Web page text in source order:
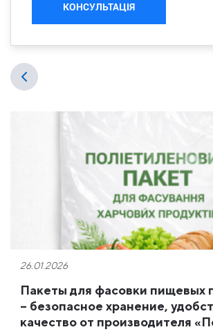
КОНСУЛЬТАЦІЯ
26.01.2026
Пакеты для фасовки пищевых
– безопасное хранение,
качество от производителя